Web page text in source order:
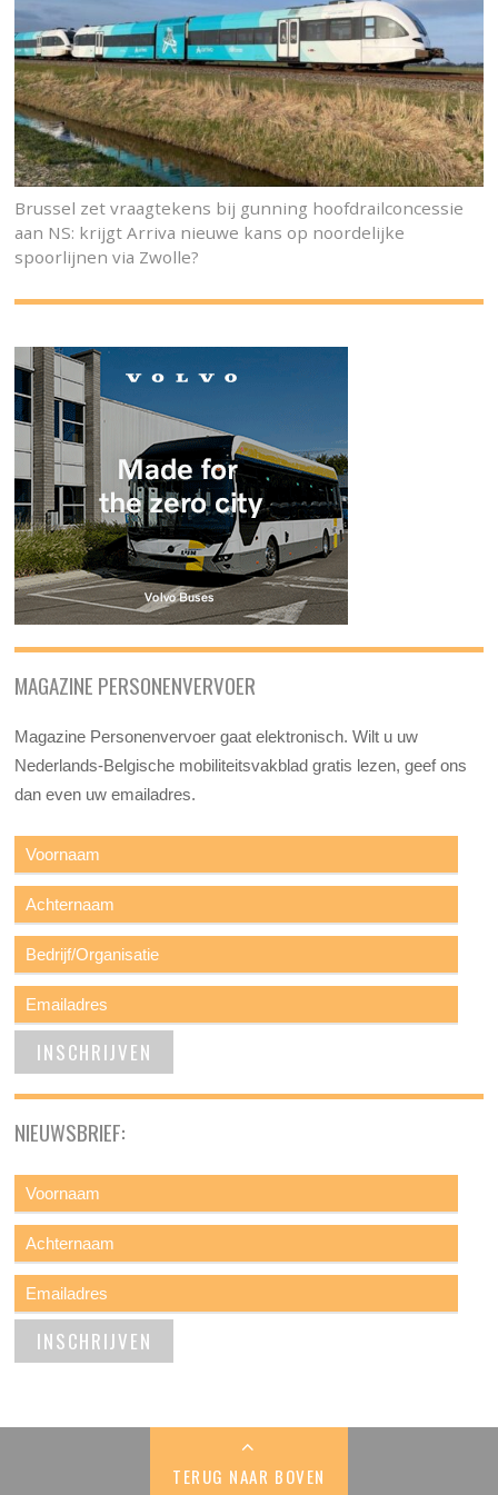
Brussel zet vraagtekens bij gunning hoofdrailconcessie
aan NS: krijgt Arriva nieuwe kans op noordelijke
spoorlijnen via Zwolle?
MAGAZINE PERSONENVERVOER
Magazine Personenvervoer gaat elektronisch. Wilt u uw
Nederlands-Belgische mobiliteitsvakblad gratis lezen, geef ons
dan even uw emailadres.
NIEUWSBRIEF:
TERUG NAAR BOVEN